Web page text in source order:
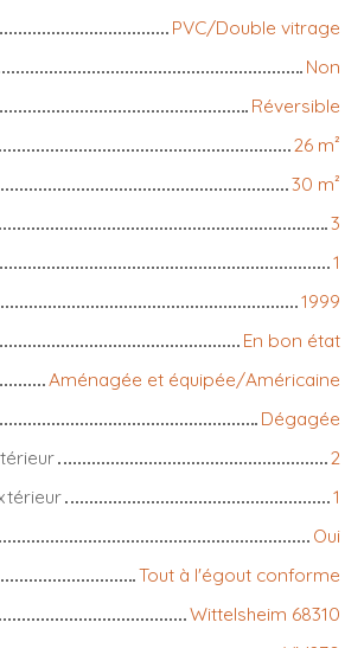
PVC/Double vitrage
Non
Réversible
26 m²
30 m²
3
1
1999
En bon état
Aménagée et équipée/Américaine
Dégagée
2
1
Oui
Tout à l'égout conforme
Wittelsheim 68310